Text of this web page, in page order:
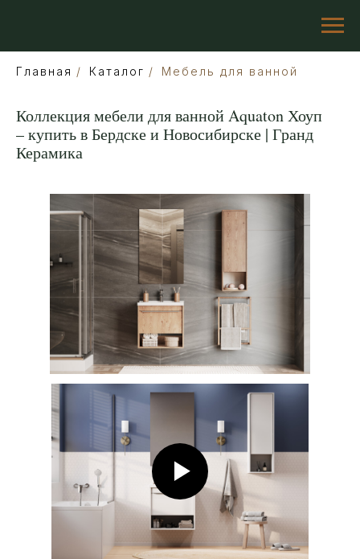
Главная / Каталог / Мебель для ванной
Коллекция мебели для ванной Aquaton Хоуп
– купить в Бердске и Новосибирске | Гранд
Керамика